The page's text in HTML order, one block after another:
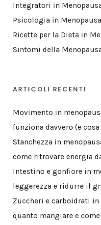
Integratori in
Psicologia in Menopausa
Ricette per la Dieta in
Sintomi della
ARTICOLI RECENTI
Movimento in
funziona davvero (e cosa
Stanchezza in
come ritrovare energia
Intestino e gonfiore in
leggerezza e ridurre il
Zuccheri e carboidrati in
quanto mangiare e